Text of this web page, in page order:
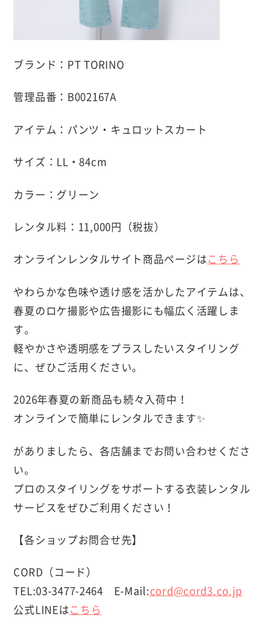
ブランド：PT TORINO
管理品番：B002167A
アイテム：パンツ・キュロットスカート
サイズ：LL・84cm
カラー：グリーン
レンタル料：11,000円（税抜）
オンラインレンタルサイト商品ページは こちら
やわらかな色味や透け感を活かしたアイテムは、
春夏のロケ撮影や広告撮影にも幅広く活躍しま
す。
軽やかさや透明感をプラスしたいスタイリング
に、ぜひご活用ください。
2026年春夏の新商品も続々入荷中！
オンラインで簡単にレンタルできます✨
がありましたら、各店舗までお問い合わせくださ
い。
プロのスタイリングをサポートする衣装レンタル
サービスをぜひご利用ください！
【各ショップお問合せ先】
CORD（コード）
TEL:03-3477-2464 E-Mail:cord@cord3.co.jp
公式LINEは こちら